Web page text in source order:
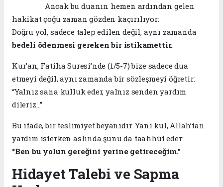
Ancak bu duanın hemen ardından gelen
hakikat çoğu zaman gözden kaçırılıyor:
Doğru yol, sadece talep edilen değil, aynı zamanda
bedeli ödenmesi gereken bir istikamettir.
Kur’an, Fatiha Suresi’nde (1/5-7) bize sadece dua
etmeyi değil, aynı zamanda bir sözleşmeyi öğretir:
“Yalnız sana kulluk eder, yalnız senden yardım
dileriz…”
Bu ifade, bir teslimiyet beyanıdır. Yani kul, Allah’tan
yardım isterken aslında şunu da taahhüt eder:
“Ben bu yolun gereğini yerine getireceğim.”
Hidayet Talebi ve Sapma